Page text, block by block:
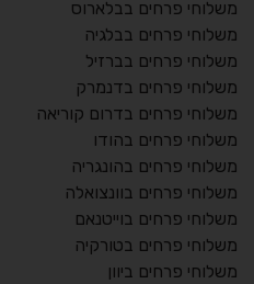
משלוחי פרחים בבלארוס
משלוחי פרחים בבלגיה
משלוחי פרחים בברזיל
משלוחי פרחים בדנמרק
משלוחי פרחים בדרום קוריאה
משלוחי פרחים בהודו
משלוחי פרחים בהונגריה
משלוחי פרחים בוונצואלה
משלוחי פרחים בוייטנאם
משלוחי פרחים בטורקיה
משלוחי פרחים ביוון